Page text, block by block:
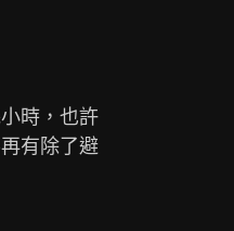
時，也許
有除了避